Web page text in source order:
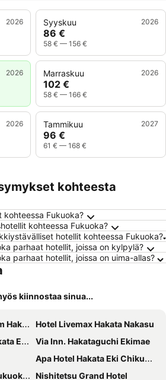
2026 Syyskuu 2026
86 €
58 € — 156 €
2026 Marraskuu 2026
102 €
58 € — 166 €
2026 Tammikuu 2027
96 €
61 € — 168 €
kohteesta
Fukuoka?
kohteessa Fukuoka?
hotellit kohteessa Fukuoka?
parhaat hotellit, joissa on kylpylä?
parhaat hotellit, joissa on uima-allas?
kiinnostaa sinua...
Hotel Livemax Hakata Nakasu
Via Inn. Hakataguchi Ekimae
Apa Hotel Hakata Eki Chikushiguchi
Nishitetsu Grand Hotel